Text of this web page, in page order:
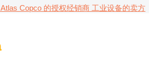
Atlas Copco 的授权经销商 工业设备的卖方